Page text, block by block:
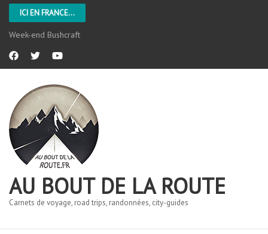
ICI EN FRANCE...
Week-end Bushcraft
AU BOUT DE LA ROUTE
Carnets de voyage, road trips, randonnées, city-guides